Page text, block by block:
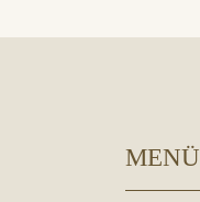
MENÜ